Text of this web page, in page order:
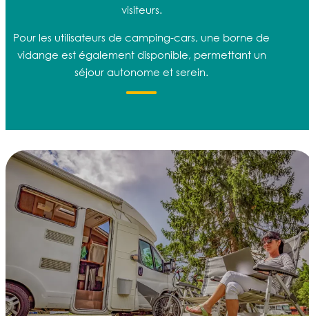
visiteurs.
Pour les utilisateurs de camping-cars, une borne de
vidange est également disponible, permettant un
séjour autonome et serein.